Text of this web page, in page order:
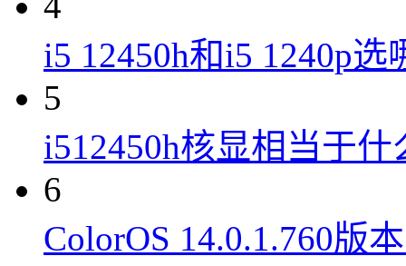
i5 12450h和i5 1240p选
5
i512450h核显相当于什
6
ColorOS 14.0.1.760版